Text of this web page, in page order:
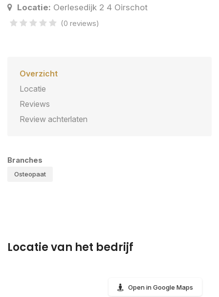
Locatie: Oerlesedijk 2 4 Oirschot
(0 reviews)
Overzicht
Locatie
Reviews
Review achterlaten
Branches
Osteopaat
Locatie van het bedrijf
Open in Google Maps